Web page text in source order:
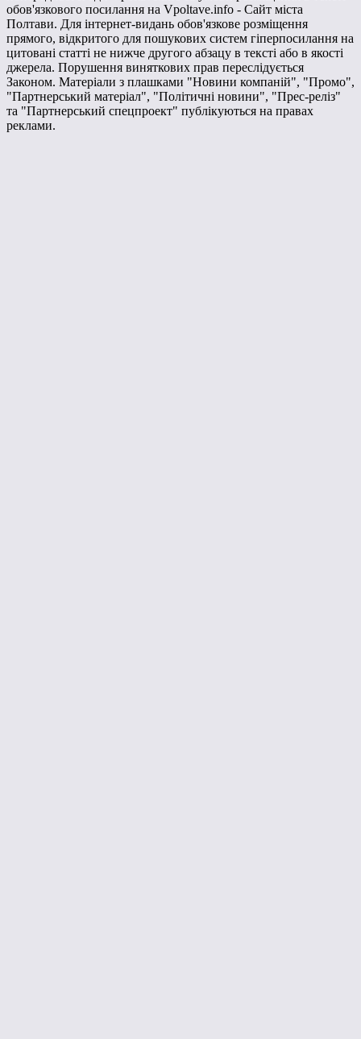
обов'язкового посилання на Vpoltave.info - Сайт міста
Полтави. Для інтернет-видань обов'язкове розміщення
прямого, відкритого для пошукових систем гіперпосилання на
цитовані статті не нижче другого абзацу в тексті або в якості
джерела. Порушення виняткових прав переслідується
Законом. Матеріали з плашками "Новини компаній", "Промо",
"Партнерський матеріал", "Політичні новини", "Прес-реліз"
та "Партнерський спецпроект" публікуються на правах
реклами.